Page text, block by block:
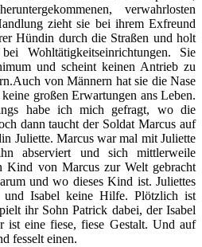
verwahrlosten
zieht sie bei ihrem Exfreund
Hündin durch die Straßen und holt
Wohltätigkeitseinrichtungen. Sie
und scheint keinen Antrieb zu
von Männern hat sie die Nase
großen Erwartungen ans Leben.
habe ich mich gefragt, wo die
dann taucht der Soldat Marcus auf
Juliette. Marcus war mal mit Juliette
abserviert und sich mittlerweile
Kind von Marcus zur Welt gebracht
und wo dieses Kind ist. Juliettes
Isabel keine Hilfe. Plötzlich ist
ihr Sohn Patrick dabei, der Isabel
ist eine fiese, fiese Gestalt. Und auf
fesselt einen.